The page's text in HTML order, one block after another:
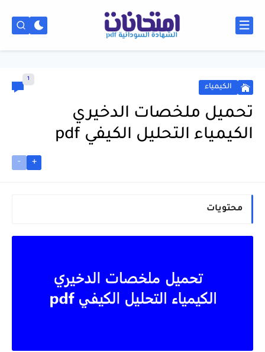
الكيمياء
1
تحميل ملخصات الدخيري
الكيمياء التحليل الكيفي pdf
+
-
محتويات